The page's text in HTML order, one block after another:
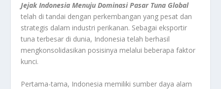
Jejak Indonesia Menuju Dominasi Pasar Tuna Global
telah di tandai dengan perkembangan yang pesat dan
strategis dalam industri perikanan. Sebagai eksportir
tuna terbesar di dunia, Indonesia telah berhasil
mengkonsolidasikan posisinya melalui beberapa faktor
kunci.
Pertama-tama, Indonesia memiliki sumber daya alam